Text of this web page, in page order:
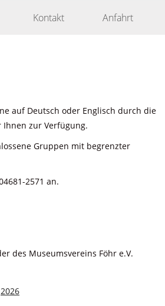
Kontakt Anfahrt
auf Deutsch oder Englisch durch die
zur Verfügung.
Gruppen mit begrenzter
2571 an.
des Museumsvereins Föhr e.V.
2026